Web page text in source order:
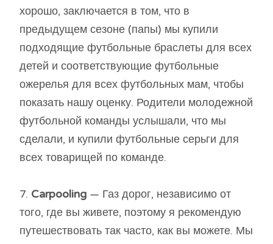
хорошо, заключается в том, что в
предыдущем сезоне (папы) мы купили
подходящие футбольные браслеты для всех
детей и соответствующие футбольные
ожерелья для всех футбольных мам, чтобы
показать нашу оценку. Родители молодежной
футбольной команды услышали, что мы
сделали, и купили футбольные серьги для
всех товарищей по команде.
7. Carpooling — Газ дорог, независимо от
того, где вы живете, поэтому я рекомендую
путешествовать так часто, как вы можете. Мы